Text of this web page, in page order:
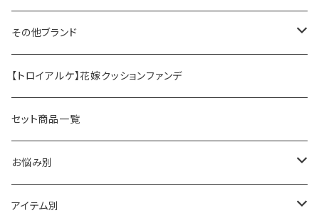
ラインリペア
アンストレス
フォーエバーヤング
イラストリアス
ローズドメーラ
その他ブランド
マッコイ
HAAB（ハーブ商品）
HAAB SKIN・その他
HAAB REPRO
ワカサプリ
ゼオスキン
【トロイアルケ】花嫁クッションファンデ
セット商品一覧
お悩み別
乾燥
アイテム別